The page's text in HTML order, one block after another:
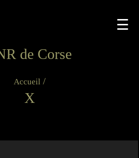
☰
de Corse
Accueil /
X